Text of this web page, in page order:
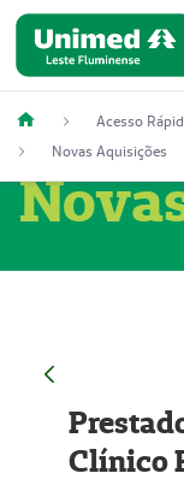
Acesso
Novas Aquisições
Clínico